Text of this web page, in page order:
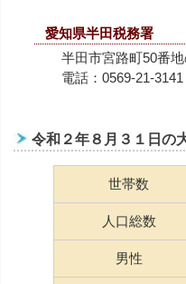
愛知県半田税務署
半田市宮路町50番
電話：0569-21-3141
令和２年８月３１日の
世帯数
人口総数
男性